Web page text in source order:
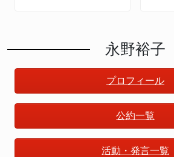
永野裕子
プロフィール
公約一覧
活動・発言一覧